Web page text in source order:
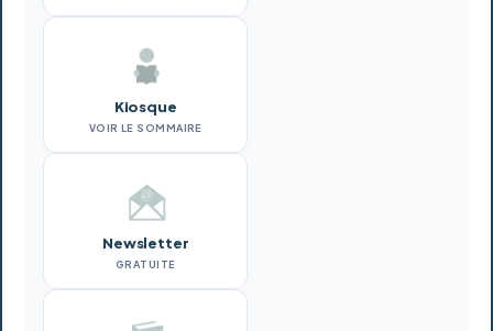
Kiosque
VOIR LE SOMMAIRE
Newsletter
GRATUITE